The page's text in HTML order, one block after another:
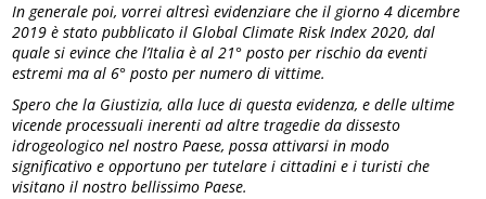
In generale poi, vorrei altresì evidenziare che il giorno 4 dicembre
2019 è stato pubblicato il Global Climate Risk Index 2020, dal
quale si evince che l’Italia è al 21° posto per rischio da eventi
estremi ma al 6° posto per numero di vittime.
Spero che la Giustizia, alla luce di questa evidenza, e delle ultime
vicende processuali inerenti ad altre tragedie da dissesto
idrogeologico nel nostro Paese, possa attivarsi in modo
significativo e opportuno per tutelare i cittadini e i turisti che
visitano il nostro bellissimo Paese.